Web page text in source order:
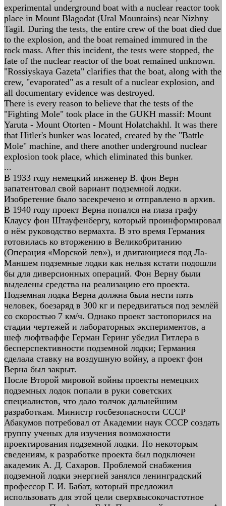
experimental underground boat with a nuclear reactor took
place in Mount Blagodat (Ural Mountains) near Nizhny
Tagil. During the tests, the entire crew of the boat died due
to the explosion, and the boat remained immured in the
rock mass. After this incident, the tests were stopped, the
fate of the nuclear reactor of the boat remained unknown.
"Rossiyskaya Gazeta" clarifies that the boat, along with the
crew, "evaporated" as a result of a nuclear explosion, and
all documentary evidence was destroyed.
There is every reason to believe that the tests of the
"Fighting Mole" took place in the GUKH massif: Mount
Yaruta - Mount Otorten - Mount Holatchakhl. It was there
that Hitler's bunker was located, created by the "Battle
Mole" machine, and there another underground nuclear
explosion took place, which eliminated this bunker.
...
В 1933 году немецкий инженер В. фон Верн
запатентовал свой вариант подземной лодки.
Изобретение было засекречено и отправлено в архив.
В 1940 году проект Верна попался на глаза графу
Клаусу фон Штауфенбергу, который проинформировал
о нём руководство вермахта. В это время Германия
готовилась ко вторжению в Великобританию
(Операция «Морской лев»), и двигающиеся под Ла-
Маншем подземные лодки как нельзя кстати подошли
бы для диверсионных операций. Фон Верну были
выделены средства на реализацию его проекта.
Подземная лодка Верна должна была нести пять
человек, боезаряд в 300 кг и передвигаться под землёй
со скоростью 7 км/ч. Однако проект застопорился на
стадии чертежей и лабораторных экспериментов, а
шеф люфтваффе Герман Геринг убедил Гитлера в
бесперспективности подземной лодки; Германия
сделала ставку на воздушную войну, а проект фон
Верна был закрыт.
После Второй мировой войны проекты немецких
подземных лодок попали в руки советских
специалистов, что дало толчок дальнейшим
разработкам. Министр госбезопасности СССР
Абакумов потребовал от Академии наук СССР создать
группу ученых для изучения возможности
проектирования подземной лодки. По некоторым
сведениям, к разработке проекта был подключен
академик А. Д. Сахаров. Проблемой снабжения
подземной лодки энергией занялся ленинградский
профессор Г. И. Бабат, который предложил
использовать для этой цели сверхвысокочастотное